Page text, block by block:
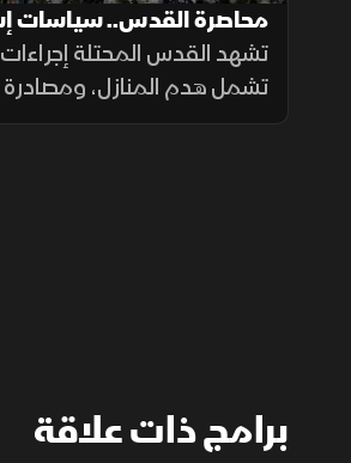
محاصرة القدس.. سياسات
تشهد القدس المحتلة
تشمل هدم المنازل،
المستوطنات، وتسوية
برامج ذات علاقة